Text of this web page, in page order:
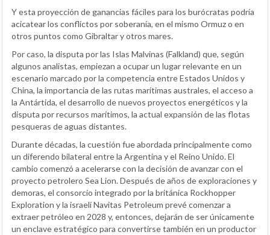
Y esta proyección de ganancias fáciles para los burócratas podría
acicatear los conflictos por soberanía, en el mismo Ormuz o en
otros puntos como Gibraltar y otros mares.
Por caso, la disputa por las Islas Malvinas (Falkland) que, según
algunos analistas, empiezan a ocupar un lugar relevante en un
escenario marcado por la competencia entre Estados Unidos y
China, la importancia de las rutas marítimas australes, el acceso a
la Antártida, el desarrollo de nuevos proyectos energéticos y la
disputa por recursos marítimos, la actual expansión de las flotas
pesqueras de aguas distantes.
Durante décadas, la cuestión fue abordada principalmente como
un diferendo bilateral entre la Argentina y el Reino Unido. El
cambio comenzó a acelerarse con la decisión de avanzar con el
proyecto petrolero Sea Lion. Después de años de exploraciones y
demoras, el consorcio integrado por la británica Rockhopper
Exploration y la israelí Navitas Petroleum prevé comenzar a
extraer petróleo en 2028 y, entonces, dejarán de ser únicamente
un enclave estratégico para convertirse también en un productor